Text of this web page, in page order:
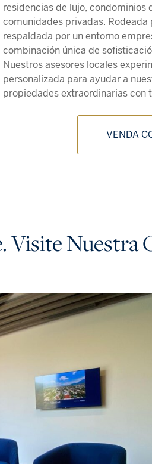
residencias de lujo, condominios
comunidades privadas.
respaldada por un entorno
combinación única de
Nuestros asesores locales
personalizada para ayudar a
propiedades extraordinarias con
VENDA
Visite Nuestra